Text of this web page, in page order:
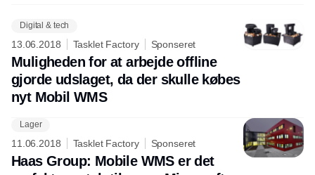
Digital & tech
13.06.2018 Tasklet Factory Sponseret
Muligheden for at arbejde offline
gjorde udslaget, da der skulle købes
nyt Mobil WMS
Lager
11.06.2018 Tasklet Factory Sponseret
Haas Group: Mobile WMS er det